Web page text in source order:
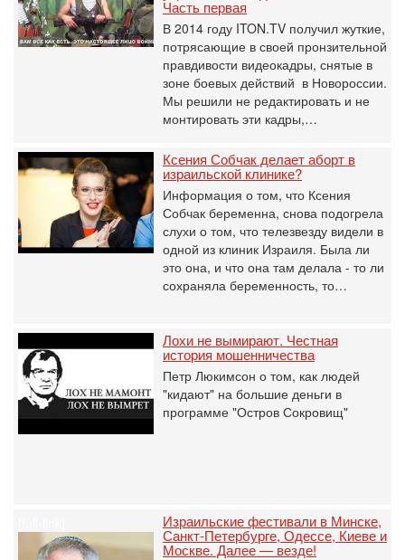
Часть первая
В 2014 году ITON.TV получил жуткие,
потрясающие в своей пронзительной
правдивости видеокадры, снятые в
зоне боевых действий в Новороссии.
Мы решили не редактировать и не
монтировать эти кадры,…
Ксения Собчак делает аборт в
израильской клинике?
Информация о том, что Ксения
Собчак беременна, снова подогрела
слухи о том, что телезвезду видели в
одной из клиник Израиля. Была ли
это она, и что она там делала - то ли
сохраняла беременность, то…
Лохи не вымирают. Честная
история мошенничества
Петр Люкимсон о том, как людей
"кидают" на большие деньги в
программе "Остров Сокровищ"
Израильские фестивали в Минске,
Санкт-Петербурге, Одессе, Киеве и
Москве. Далее — везде!